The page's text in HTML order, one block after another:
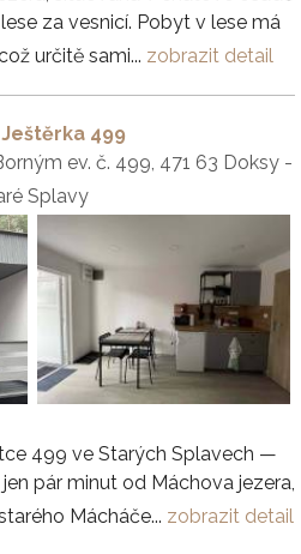
za vesnicí. Pobyt v lese má
určitě sami... zobrazit detail
499
ev. č. 499, 471 63 Doksy -
Splavy
499 ve Starých Splavech —
pár minut od Máchova jezera,
Mácháče... zobrazit detail